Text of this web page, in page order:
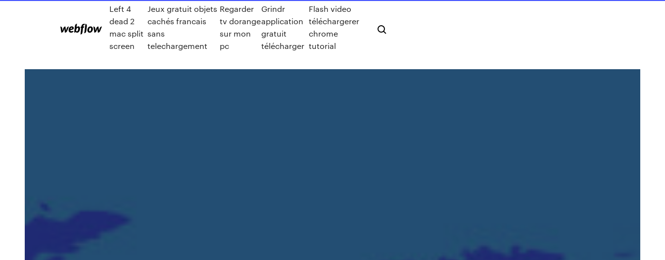
Left 4
dead 2
mac split
screen
Jeux gratuit objets
cachés francais
sans
telechargement
Regarder
tv dorange
sur mon
pc
Grindr
application
gratuit
télécharger
Flash video
téléchargerer
chrome
tutorial